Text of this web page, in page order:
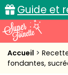
Guide et
Accueil
Accueil
fondantes,